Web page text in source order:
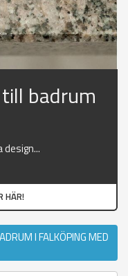
badrum
HÄR!
I FALKÖPING MED